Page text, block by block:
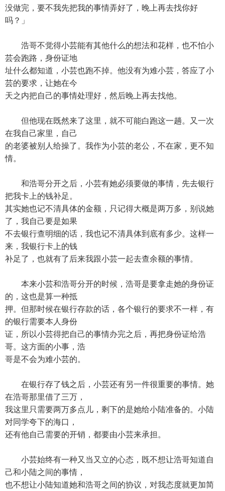
没做完，要不我先把我的事情弄好了，晚上再去找你好
吗？」
浩哥不觉得小芸能有其他什么的想法和花样，也不怕小
芸会跑路，身份证地
址什么都知道，小芸也跑不掉。他没有为难小芸，答应了小
芸的要求，让她在今
天之内把自己的事情处理好，然后晚上再去找他。
但他现在既然来了这里，就不可能白跑这一趟。又一次
在我自己家里，自己
的老婆被别人给操了。我作为小芸的老公，不在家，更不知
情。
和浩哥分开之后，小芸有她必须要做的事情，先去银行
把我卡上的钱补足。
其实她也记不清具体的金额，只记得大概是两万多，别说她
了，我自己要是如果
不去银行查明细的话，我也记不清具体到底有多少。这样一
来，我银行卡上的钱
补足了，也就有了后来我跟小芸一起去查余额的事情。
本来小芸和浩哥分开的时候，浩哥是要拿走她的身份证
的，这也是算一种抵
押。但那时候在银行存款的话，各个银行的要求不一样，有
的银行需要本人身份
证，所以小芸得把自己的事情办完之后，再把身份证给浩
哥。这方面的小事，浩
哥是不会为难小芸的。
在银行存了钱之后，小芸还有另一件很重要的事情。她
在浩哥那里借了三万，
我这里只需要两万多点儿，剩下的是她给小陆准备的。小陆
对同学夸下的海口，
还有他自己需要的开销，都要由小芸来承担。
小芸始终有一种又当又立的心态，既不想让浩哥知道自
己和小陆之间的事情，
也不想让小陆知道她和浩哥之间的协议，对我态度就更加简